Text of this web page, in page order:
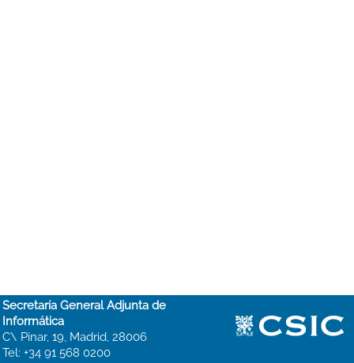
Secretaría General Adjunta de
Informática
C\ Pinar, 19, Madrid, 28006
Tel: +34 91 568 0200